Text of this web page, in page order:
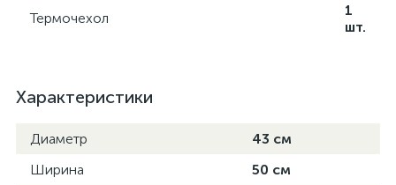
Термочехол
1
шт.
Характеристики
Диаметр
43 см
Ширина
50 см